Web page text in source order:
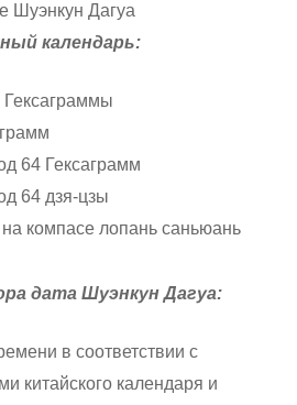
Шуэнкун Дагуа
календарь:
64 Гексаграмм
64 дзя-цзы
компасе лопань саньюань
дата Шуэнкун Дагуа:
в соответствии с
китайского календаря и